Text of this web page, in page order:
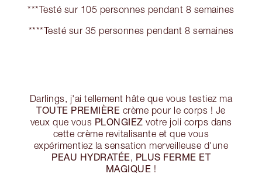
***Testé sur 105 personnes pendant 8 semaines
****Testé sur 35 personnes pendant 8 semaines
Darlings, j'ai tellement hâte que vous testiez ma
TOUTE PREMIÈRE crème pour le corps ! Je
veux que vous PLONGIEZ votre joli corps dans
cette crème revitalisante et que vous
expérimentiez la sensation merveilleuse d'une
PEAU HYDRATÉE, PLUS FERME ET
MAGIQUE !